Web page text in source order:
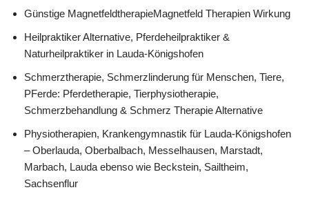
Günstige MagnetfeldtherapieMagnetfeld Therapien Wirkung
Heilpraktiker Alternative, Pferdeheilpraktiker &
Naturheilpraktiker in Lauda-Königshofen
Schmerztherapie, Schmerzlinderung für Menschen, Tiere,
PFerde: Pferdetherapie, Tierphysiotherapie,
Schmerzbehandlung & Schmerz Therapie Alternative
Physiotherapien, Krankengymnastik für Lauda-Königshofen
– Oberlauda, Oberbalbach, Messelhausen, Marstadt,
Marbach, Lauda ebenso wie Beckstein, Sailtheim,
Sachsenflur